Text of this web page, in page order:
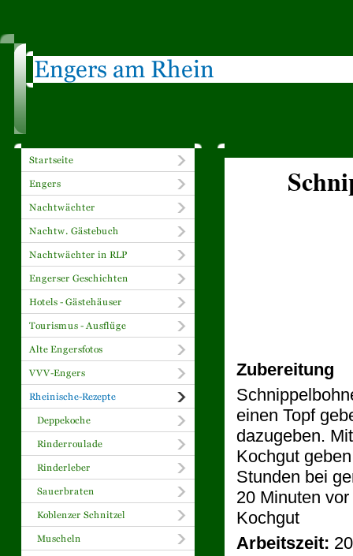
Zubereitung
einen Topf
dazugeben.
Kochgut
Stunden bei
20 Minuten
Kochgut
Arbeitszeit: